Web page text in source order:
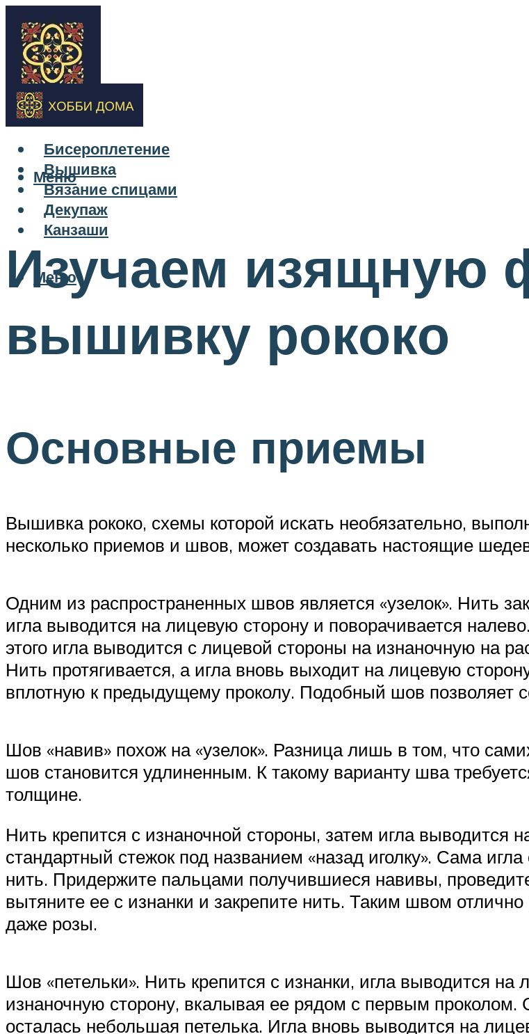
Бисероплетение
Вышивка
Вязание спицами
Декупаж
Канзаши
Меню
Меню
Изучаем изящную
вышивку рококо
Основные приемы
Вышивка рококо, схемы которой искать необязательно,
несколько приемов и швов, может создавать настоящие
Одним из распространенных швов является «узелок». Нить
игла выводится на лицевую сторону и поворачивается
этого игла выводится с лицевой стороны на изнаночную на
Нить протягивается, а игла вновь выходит на лицевую
вплотную к предыдущему проколу. Подобный шов позволяет
Шов «навив» похож на «узелок». Разница лишь в том, что
шов становится удлиненным. К такому варианту шва
толщине.
Нить крепится с изнаночной стороны, затем игла выводится
стандартный стежок под названием «назад иголку». Сама
нить. Придержите пальцами получившиеся навивы, проведите
вытяните ее с изнанки и закрепите нить. Таким швом
даже розы.
Шов «петельки». Нить крепится с изнанки, игла выводится
изнаночную сторону, вкалывая ее рядом с первым проколом.
осталась небольшая петелька. Игла вновь выводится на